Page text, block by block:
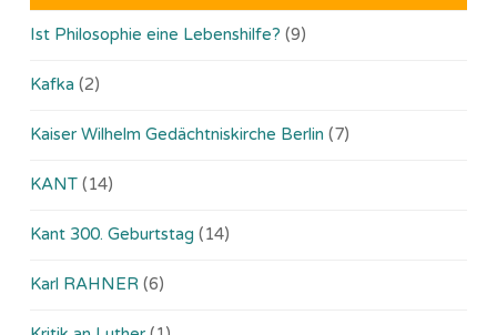
Ist Philosophie eine Lebenshilfe? (9)
Kafka (2)
Kaiser Wilhelm Gedächtniskirche Berlin (7)
KANT (14)
Kant 300. Geburtstag (14)
Karl RAHNER (6)